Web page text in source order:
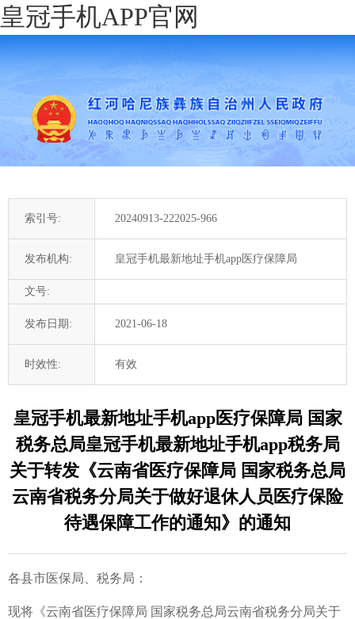
皇冠手机APP官网
索引号: 20240913-222025-966
发布机构: 皇冠手机最新地址手机app医疗保障局
文号:
发布日期: 2021-06-18
时效性: 有效
皇冠手机最新地址手机app医疗保障局 国家
税务总局皇冠手机最新地址手机app税务局
关于转发《云南省医疗保障局 国家税务总局
云南省税务分局关于做好退休人员医疗保险
待遇保障工作的通知》的通知
各县市医保局、税务局：
现将《云南省医疗保障局 国家税务总局云南省税务分局关于